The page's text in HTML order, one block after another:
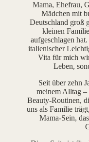
Mama, Ehefrau,
Mädchen mit
Deutschland groß
kleinen
aufgeschlagen
italienischer
Vita für mich
Leben,
Seit über zehn
meinem Alltag
Beauty-Routinen,
uns als Familie
Mama-Sein,